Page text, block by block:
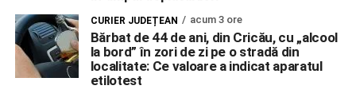
CURIER JUDEȚEAN acum 3 ore
Bărbat de 44 de ani, din Cricău, cu „alcool
la bord” în zori de zi pe o stradă din
localitate: Ce valoare a indicat aparatul
etilotest